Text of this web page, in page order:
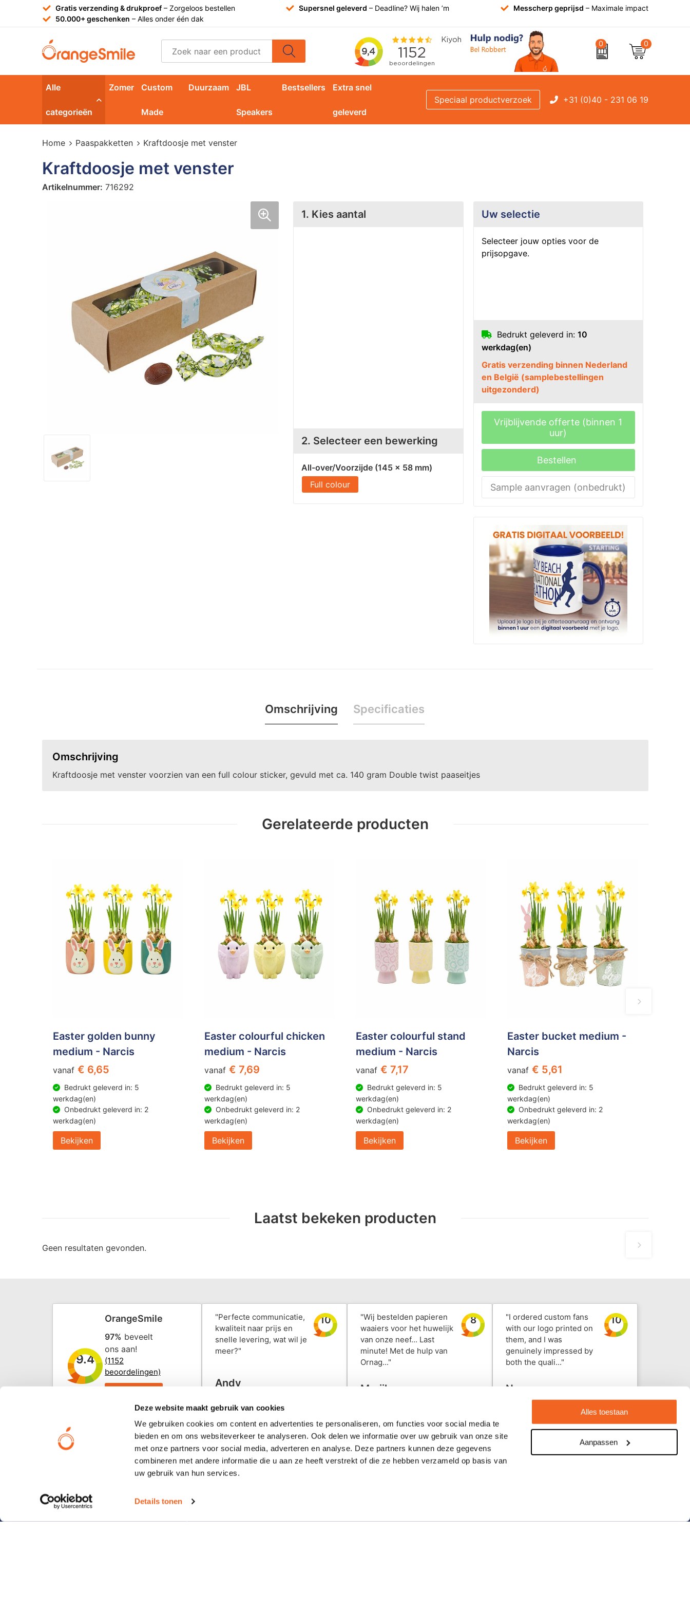
Deze website maakt gebruik van cookies
We gebruiken cookies om content en advertenties te personaliseren, om functies voor social media te
bieden en om ons websiteverkeer te analyseren. Ook delen we informatie over uw gebruik van onze site
met onze partners voor social media, adverteren en analyse. Deze partners kunnen deze gegevens
combineren met andere informatie die u aan ze heeft verstrekt of die ze hebben verzameld op basis van
uw gebruik van hun services.
Details tonen
Alles toestaan
Aanpassen
Gratis verzending & drukproef– Zorgeloos bestellen Supersnel geleverd – Deadline? Wij halen ’m Messcherp geprijsd – Maximale impact
50.000+ geschenken – Alles onder één dak
0 0
Alle
categorieën
Zomer Custom
Made
Duurzaam JBL
Speakers
Bestsellers Extra snel
geleverd
Speciaal productverzoek +31 (0)40 - 231 06 19
Home Paaspakketten Kraftdoosje met venster
Kraftdoosje met venster
Artikelnummer: 716292
1. Kies aantal
2. Selecteer een bewerking
All-over/Voorzijde (145 x 58 mm)
Full colour
Uw selectie
Selecteer jouw opties voor de
prijsopgave.
Bedrukt geleverd in: 10
werkdag(en)
Gratis verzending binnen Nederland
en België (samplebestellingen
uitgezonderd)
Vrijblijvende offerte (binnen 1
uur)
Bestellen
Sample aanvragen (onbedrukt)
Omschrijving Specificaties
Omschrijving
Kraftdoosje met venster voorzien van een full colour sticker, gevuld met ca. 140 gram Double twist paaseitjes
Gerelateerde producten
Easter golden bunny
medium - Narcis
vanaf € 6,65
Bedrukt geleverd in: 5
werkdag(en)
Onbedrukt geleverd in: 2
werkdag(en)
Bekijken
Easter colourful chicken
medium - Narcis
vanaf € 7,69
Bedrukt geleverd in: 5
werkdag(en)
Onbedrukt geleverd in: 2
werkdag(en)
Bekijken
Easter colourful stand
medium - Narcis
vanaf € 7,17
Bedrukt geleverd in: 5
werkdag(en)
Onbedrukt geleverd in: 2
werkdag(en)
Bekijken
Easter bucket medium -
Narcis
vanaf € 5,61
Bedrukt geleverd in: 5
werkdag(en)
Onbedrukt geleverd in: 2
werkdag(en)
Bekijken
Laatst bekeken producten
Geen resultaten gevonden.
9.4
OrangeSmile
97% beveelt
ons aan!
(1152
beoordelingen)
ons
"Perfecte communicatie,
kwaliteit naar prijs en
snelle levering, wat wil je
meer?"
10
Andy
"Wij bestelden papieren
waaiers voor het huwelijk
van onze neef... Last
minute! Met de hulp van
Ornag..."
8
Marijke
"I ordered custom fans
with our logo printed on
them, and I was
genuinely impressed by
both the quali..."
10
Nawon
29 juli 2026
Le Havre 104
Populaire categorieën